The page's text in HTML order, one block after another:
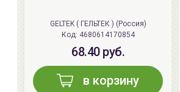
GELTEK ( ГЕЛЬТЕК ) (Россия)
Код: 4680614170854
68.40 руб.
в корзину